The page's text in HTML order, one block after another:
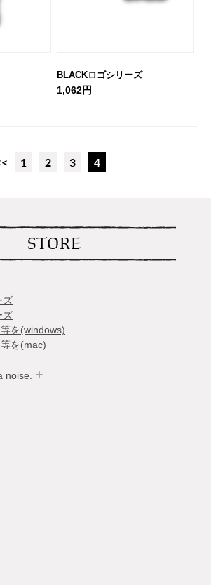
BLACKロゴシリーズ
1,062円
1 2 3 4
STORE
ズ
ズ
を(windows)
を(mac)
noise.